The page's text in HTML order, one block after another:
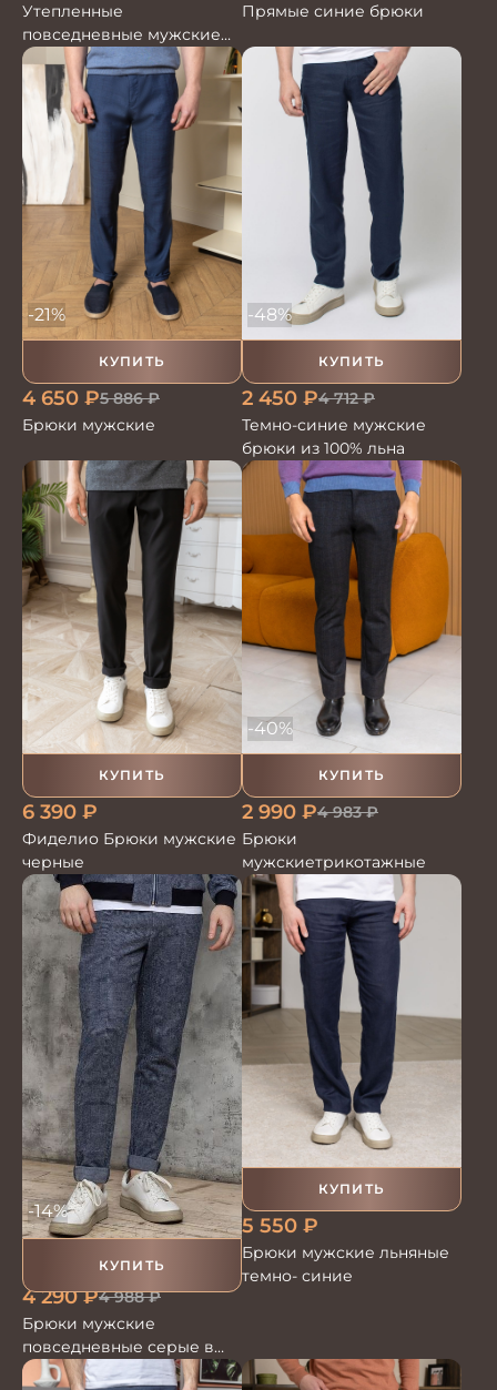
Утепленные
повседневные мужские
брюки на резинке
Прямые синие брюки
КУПИТЬ
-21%
4 650 ₽5 886₽
Брюки мужские
КУПИТЬ
-48%
2 450 ₽4 712₽
Темно-синие мужские
брюки из 100% льна
КУПИТЬ
6 390 ₽
Фиделио Брюки мужские
черные
КУПИТЬ
-40%
2 990 ₽4 983₽
Брюки
мужскиетрикотажные
КУПИТЬ
-14%
4 290₽4 988₽
Брюки мужские
повседневные серые в
клетку
КУПИТЬ
5 550 ₽
Брюки мужские льняные
темно- синие